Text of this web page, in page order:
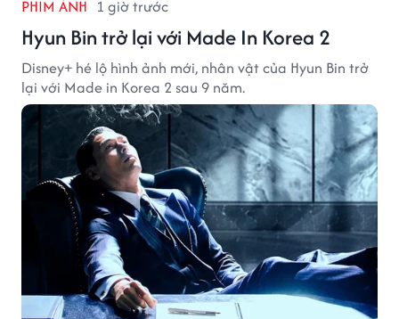
PHIM ẢNH 1 giờ trước
Hyun Bin trở lại với Made In Korea 2
Disney+ hé lộ hình ảnh mới, nhân vật của Hyun Bin trở
lại với Made in Korea 2 sau 9 năm.